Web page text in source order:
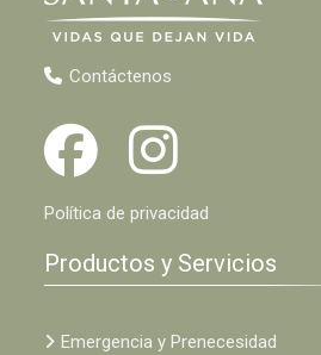
Contáctenos
Política de privacidad
Productos y Servicios
Emergencia y Prenecesidad